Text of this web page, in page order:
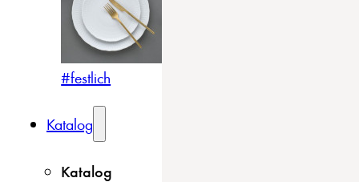
#festlich
Katalog
Katalog